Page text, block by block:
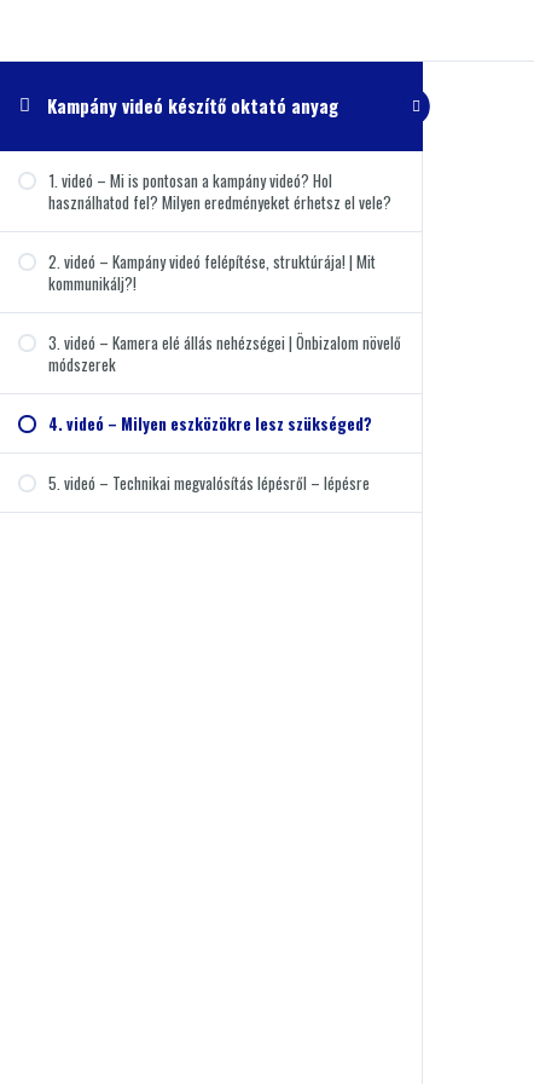
Kampány videó készítő oktató anyag
1. videó – Mi is pontosan a kampány videó? Hol
használhatod fel? Milyen eredményeket érhetsz el vele?
2. videó – Kampány videó felépítése, struktúrája! | Mit
kommunikálj?!
3. videó – Kamera elé állás nehézségei | Önbizalom növelő
módszerek
4. videó – Milyen eszközökre lesz szükséged?
5. videó – Technikai megvalósítás lépésről – lépésre